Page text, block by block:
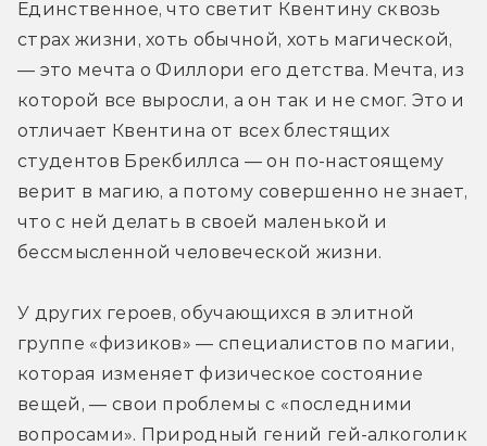
Единственное, что светит Квентину сквозь
страх жизни, хоть обычной, хоть магической,
— это мечта о Филлори его детства. Мечта, из
которой все выросли, а он так и не смог. Это и
отличает Квентина от всех блестящих
студентов Брекбиллса — он по-настоящему
верит в магию, а потому совершенно не знает,
что с ней делать в своей маленькой и
бессмысленной человеческой жизни.
У других героев, обучающихся в элитной
группе «физиков» — специалистов по магии,
которая изменяет физическое состояние
вещей, — свои проблемы с «последними
вопросами». Природный гений гей-алкоголик